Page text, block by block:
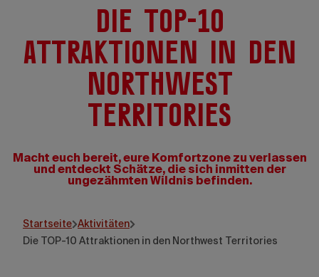
Die TOP-10
Attraktionen in den
Northwest
Territories
Macht euch bereit, eure Komfortzone zu verlassen
und entdeckt Schätze, die sich inmitten der
ungezähmten Wildnis befinden.
Startseite Aktivitäten
Die TOP-10 Attraktionen in den Northwest Territories